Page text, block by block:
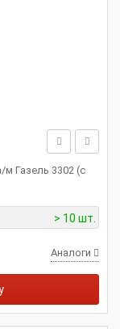
м Газель 3302 (с
> 10 шт.
Аналоги